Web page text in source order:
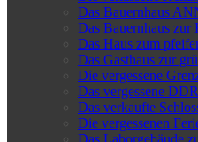
Das Bauernhaus
Das Bauernhaus zur
Das Haus zum
Das Gasthaus zur
Die vergessene
Das vergessene
Das verkaufte
Die vergessenen